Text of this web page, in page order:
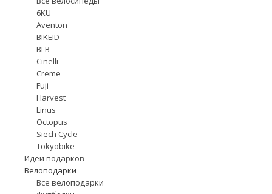
6KU
Aventon
BIKEID
BLB
Cinelli
Creme
Fuji
Harvest
Linus
Octopus
Siech Cycle
Tokyobike
Идеи подарков
Велоподарки
Все велоподарки